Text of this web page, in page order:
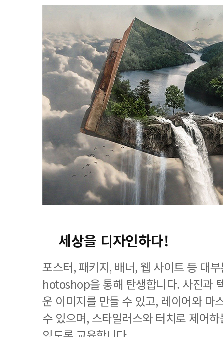
세상을 디자인하다!
포스터, 패키지, 배너, 웹 사이트 등 대
hotoshop을 통해 탄생합니다. 사진과
운 이미지를 만들 수 있고, 레이어와 마
수 있으며, 스타일러스와 터치로 제어